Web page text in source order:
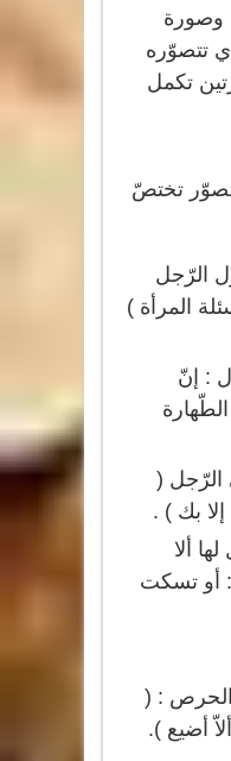
وصورة
تتصوّره
تكمل
تختصّ
الرّجل
المرأة )
: إنّ
الرّجل (
إلا بك ) .
ألا
: أو تسكت
: (
أضيع ).